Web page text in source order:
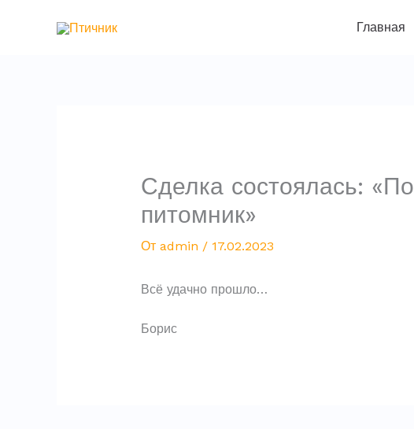
Главная
Сделка состоялась:
питомник»
От admin / 17.02.2023
Всё удачно прошло…
Борис